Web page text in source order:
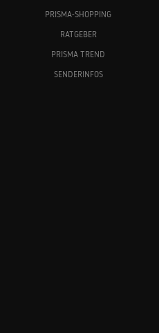
PRISMA-SHOPPING
RATGEBER
PRISMA TREND
SENDERINFOS